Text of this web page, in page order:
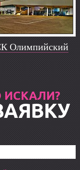
Олимпийский
ИСКАЛИ?